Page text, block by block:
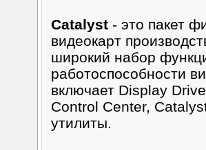
Catalyst - это пакет
видеокарт
широкий набор
работоспособности
включает Display
Control Center,
утилиты.